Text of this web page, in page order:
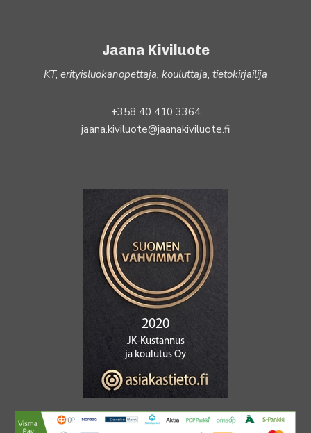
Jaana Kiviluote
KT, erityisluokanopettaja, kouluttaja, tietokirjailija
+358 40 410 3364
jaana.kiviluote@jaanakiviluote.fi